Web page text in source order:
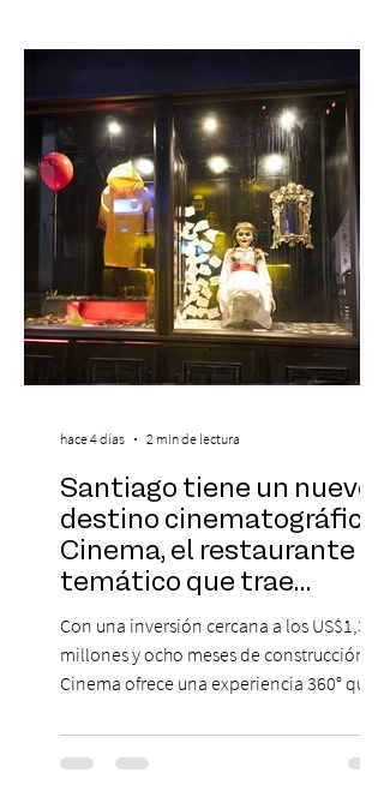
de todos los tiempos en un concierto en
sinfónica en pleno, coro y una
sorprendente puesta en escena pensada
especialmente pa
Santiago tiene un nuevo
destino cinematográfico:
Cinema, el restaurante
temático que trae
Hollywood a Chile
Con una inversión cercana a los US$1,3
millones y ocho meses de construcción,
Cinema ofrece una experiencia 360° que
cinematográfica y actores en vivo,
recreando algunos de los universos más
hace 4 días 2 min de lectura